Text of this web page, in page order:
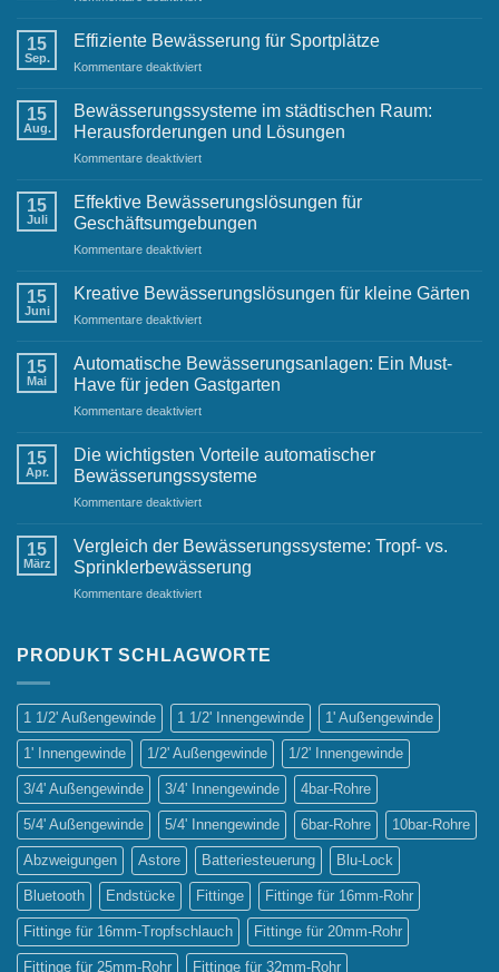
Einwinterung
Terrassenbewässerung
15
Sep.
Effiziente Bewässerung für Sportplätze
Kommentare deaktiviertfür
Bewässerung
für
Sportplätze
15
Aug.
Bewässerungssysteme im städtischen Raum:
Herausforderungen und Lösungen
Kommentare deaktiviertfür
im
städtischen
Raum:
Herausforderungen
Lösungen
15
Juli
Effektive Bewässerungslösungen für
Geschäftsumgebungen
Kommentare deaktiviertfür
Bewässerungslösungen
Geschäftsumgebungen
15
Juni
Kreative Bewässerungslösungen für kleine Gärten
Kommentare deaktiviertfür
Bewässerungslösungen
für
kleine
Gärten
15
Mai
Automatische Bewässerungsanlagen: Ein Must-
Have für jeden Gastgarten
Kommentare deaktiviertfür
Bewässerungsanlagen:
Must-
Have
jeden
Gastgarten
15
Apr.
Die wichtigsten Vorteile automatischer
Bewässerungssysteme
Kommentare deaktiviertfür
wichtigsten
automatischer
Bewässerungssysteme
15
März
Vergleich der Bewässerungssysteme: Tropf- vs.
Sprinklerbewässerung
Kommentare deaktiviertfür
Bewässerungssysteme:
Sprinklerbewässerung
PRODUKT SCHLAGWORTE
1 1/2' Außengewinde 1 1/2' Innengewinde 1' Außengewinde
1' Innengewinde 1/2' Außengewinde 1/2' Innengewinde
3/4' Außengewinde 3/4' Innengewinde 4bar-Rohre
5/4' Außengewinde 5/4' Innengewinde 6bar-Rohre 10bar-Rohre
Abzweigungen Astore Batteriesteuerung Blu-Lock
Bluetooth Endstücke Fittinge Fittinge für 16mm-Rohr
Fittinge für 16mm-Tropfschlauch Fittinge für 20mm-Rohr
Fittinge für 25mm-Rohr Fittinge für 32mm-Rohr